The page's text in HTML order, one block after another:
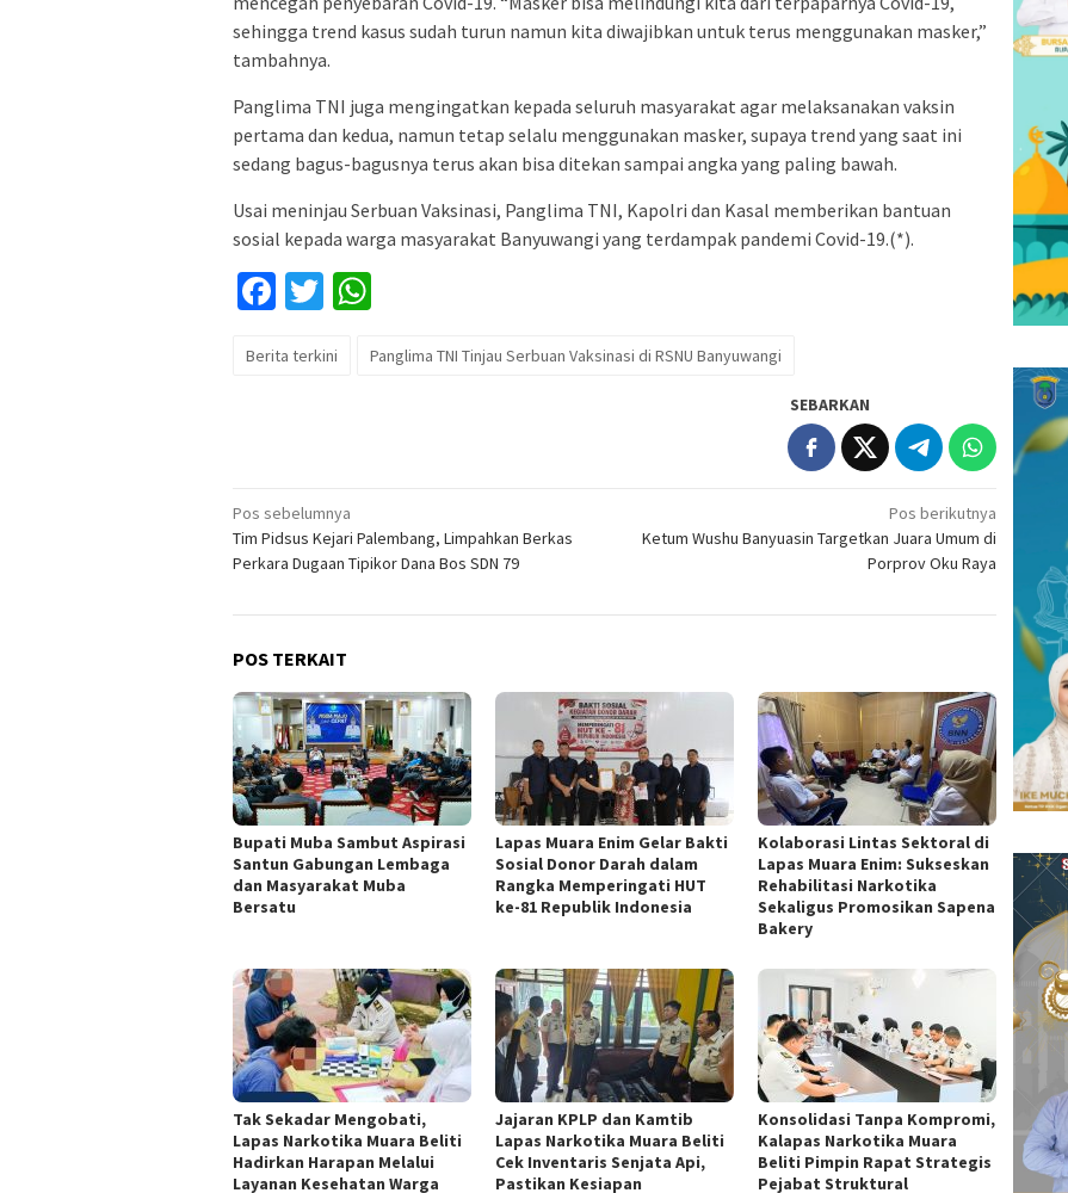
sehingga trend kasus sudah turun namun kita diwajibkan untuk terus menggunakan masker,”
tambahnya.
Panglima TNI juga mengingatkan kepada seluruh masyarakat agar melaksanakan vaksin
pertama dan kedua, namun tetap selalu menggunakan masker, supaya trend yang saat ini
sedang bagus-bagusnya terus akan bisa ditekan sampai angka yang paling bawah.
Usai meninjau Serbuan Vaksinasi, Panglima TNI, Kapolri dan Kasal memberikan bantuan
sosial kepada warga masyarakat Banyuwangi yang terdampak pandemi Covid-19.(*).
Facebook
Twitter
Berita terkini Panglima TNI Tinjau Serbuan Vaksinasi di RSNU Banyuwangi
SEBARKAN
Navigasi
pos
Pos sebelumnya
Tim Pidsus Kejari Palembang, Limpahkan Berkas
Perkara Dugaan Tipikor Dana Bos SDN 79
Pos berikutnya
Ketum Wushu Banyuasin Targetkan Juara Umum di
Porprov Oku Raya
POS TERKAIT
Bupati Muba Sambut Aspirasi
Santun Gabungan Lembaga
dan Masyarakat Muba
Bersatu
Lapas Muara Enim Gelar Bakti
Sosial Donor Darah dalam
Rangka Memperingati HUT
ke-81 Republik Indonesia
Kolaborasi Lintas Sektoral di
Lapas Muara Enim: Sukseskan
Rehabilitasi Narkotika
Sekaligus Promosikan Sapena
Bakery
Tak Sekadar Mengobati,
Lapas Narkotika Muara Beliti
Hadirkan Harapan Melalui
Layanan Kesehatan Warga
Jajaran KPLP dan Kamtib
Lapas Narkotika Muara Beliti
Cek Inventaris Senjata Api,
Pastikan Kesiapan
Konsolidasi Tanpa Kompromi,
Kalapas Narkotika Muara
Beliti Pimpin Rapat Strategis
Pejabat Struktural